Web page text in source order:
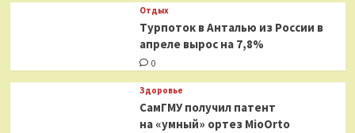
Отдых
Турпоток в Анталью из России в
апреле вырос на 7,8%
0
Здоровье
СамГМУ получил патент
на «умный» ортез MioOrto